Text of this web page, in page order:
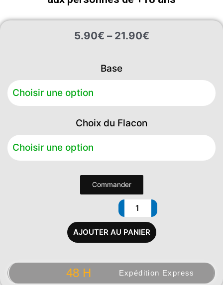
5.90€ – 21.90€
Plage
5.90€
à
Base
Choix du Flacon
AJOUTER AU PANIER
Commander
48 H Expédition Express